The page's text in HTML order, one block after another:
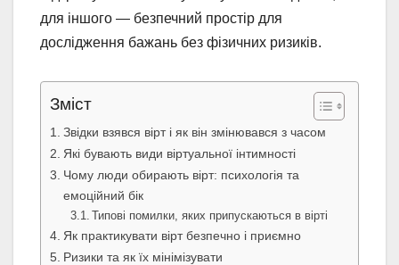
для іншого — безпечний простір для
дослідження бажань без фізичних ризиків.
Зміст
Звідки взявся вірт і як він змінювався з часом
Які бувають види віртуальної інтимності
Чому люди обирають вірт: психологія та
емоційний бік
Типові помилки, яких припускаються в вірті
Як практикувати вірт безпечно і приємно
Ризики та як їх мінімізувати